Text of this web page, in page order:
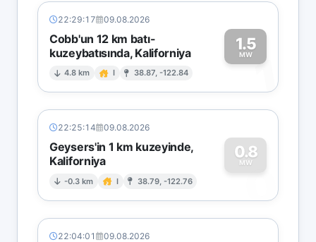
22:29:17 09.08.2026
Cobb'un 12 km batı-
kuzeybatısında, Kaliforniya
4.8 km I 38.87, -122.84
1.5
MW1
22:25:14 09.08.2026
Geysers'in 1 km kuzeyinde,
Kaliforniya
-0.3 km I 38.79, -122.76
0.8
MW
0
22:04:01 09.08.2026